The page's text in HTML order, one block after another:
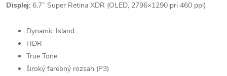
Displej: 6,7” Super Retina XDR (OLED, 2796×1290 pri 460 ppi)
Dynamic Island
HDR
True Tone
široký farebný rozsah (P3)